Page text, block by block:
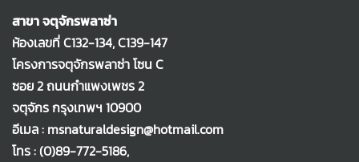
สาขา จตุจักรพลาซ่า
ห้องเลขที่ C132-134, C139-147
โครงการจตุจักรพลาซ่า โซน C
ซอย 2 ถนนกำแพงเพชร 2
จตุจักร กรุงเทพฯ 10900
อีเมล : msnaturaldesign@hotmail.com
โทร :(0)89-772-5186,